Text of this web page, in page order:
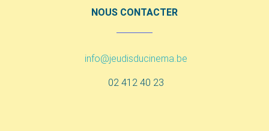
NOUS CONTACTER
info@jeudisducinema.be
02 412 40 23